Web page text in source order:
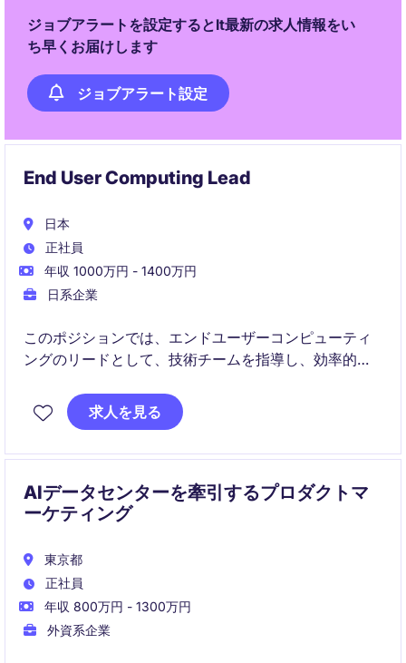
ジョブアラートを設定するとIt最新の求人情報をい
ち早くお届けします
ジョブアラート設定
End User Computing Lead
日本
正社員
年収 1000万円 - 1400万円
日系企業
このポジションでは、エンドユーザーコンピューティ
ングのリードとして、技術チームを指導し、効率的で
機器業界における技術的な専門知識とリーダーシップ
スキルを活かし、組織の成長をサポートします。
求人を見る
AIデータセンターを牽引するプロダクトマ
ーケティング
東京都
正社員
年収 800万円 - 1300万円
外資系企業